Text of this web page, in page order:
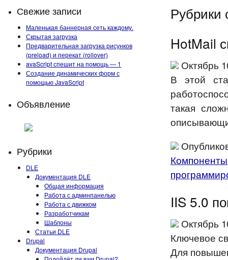
Свежие записи
Маленькая баннерная сеть каждому.
Скрытая загрузка
Предварительная загрузка рисунков
(preload) и перекат (rollover)
avaScript спешит на помощь — 1
Создание динамических форм с
помощью JavaScript
Объявление
Рубрики
DLE
Документация DLE
Общая информация
Работа с админпанелью
Работа с движком
Разработчикам
Шаблоны
Статьи DLE
Drupal
Документация Drupal
Рубрики
HotMail
Октябрь
В этой
такая
Компоненты
IIS 5.0
Октябрь
Ключевое
Для